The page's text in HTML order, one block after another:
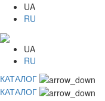
UA
RU
UA
RU
КАТАЛОГ
КАТАЛОГ